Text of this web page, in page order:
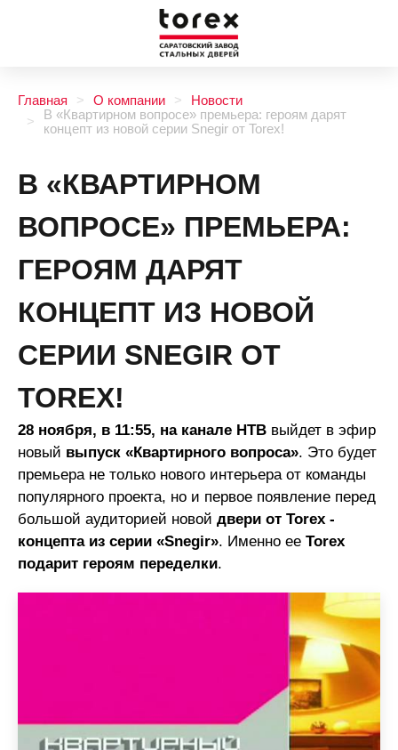
Главная О компании
Новости
В «Квартирном вопросе» премьера: героям дарят
концепт из новой серии Snegir от Torex!
В «КВАРТИРНОМ
ВОПРОСЕ» ПРЕМЬЕРА:
ГЕРОЯМ ДАРЯТ
КОНЦЕПТ ИЗ НОВОЙ
СЕРИИ SNEGIR ОТ
TOREX!
28 ноября, в 11:55, на канале НТВ выйдет в эфир
новый выпуск «Квартирного вопроса». Это будет
премьера не только нового интерьера от команды
популярного проекта, но и первое появление перед
большой аудиторией новой двери от Torex -
концепта из серии «Snegir». Именно ее Torex
подарит героям переделки.